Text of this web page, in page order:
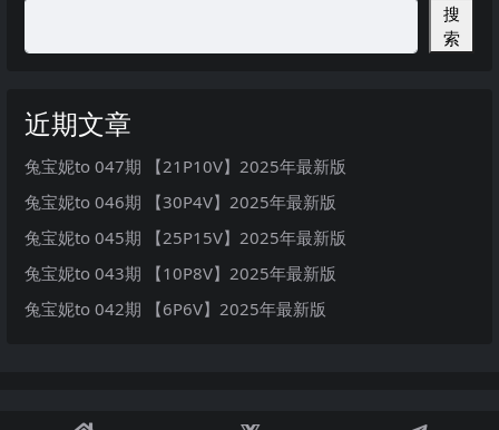
搜
索
近期文章
兔宝妮to 047期 【21P10V】2025年最新版
兔宝妮to 046期 【30P4V】2025年最新版
兔宝妮to 045期 【25P15V】2025年最新版
兔宝妮to 043期 【10P8V】2025年最新版
兔宝妮to 042期 【6P6V】2025年最新版